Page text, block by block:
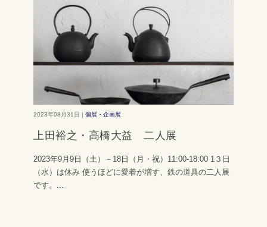
2023年08月31日 | 個展・企画展
上田裕之・高橋大益 二人展
2023年9月9日（土）－18日（月・祝）11:00-18:00 1３日
（水）は休み 使うほどに愛着が増す、鉄の道具の二人展
です。 ...